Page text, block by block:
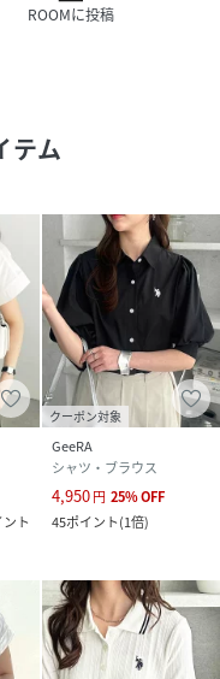
タイルが楽しめます
％、ポリウレタン1％
ウレタン3％
が異なる場合があり
ROOMに投稿
テム
ト
クーポン対象
GeeRA
シャツ・ブラウス
4,950円 25%OFF
45ポイント(1倍)